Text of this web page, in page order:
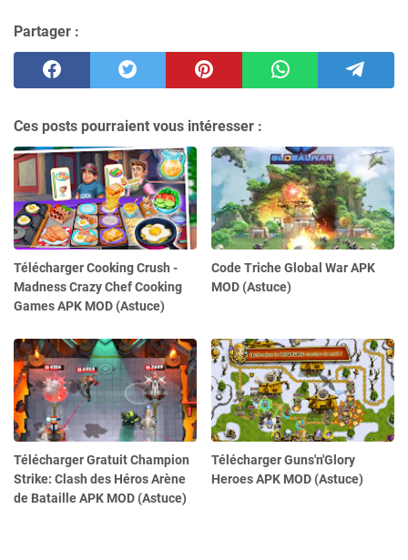
Partager :
Ces posts pourraient vous intéresser :
Télécharger Cooking Crush -
Madness Crazy Chef Cooking
Games APK MOD (Astuce)
Code Triche Global War APK
MOD (Astuce)
Télécharger Gratuit Champion
Strike: Clash des Héros Arène
de Bataille APK MOD (Astuce)
Télécharger Guns'n'Glory
Heroes APK MOD (Astuce)